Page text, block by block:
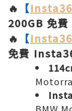
🔥 【
200GB 免
🔥
【
免費